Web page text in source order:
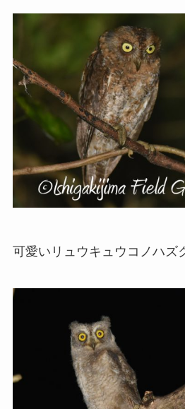
可愛いリュウキュウコノハズ